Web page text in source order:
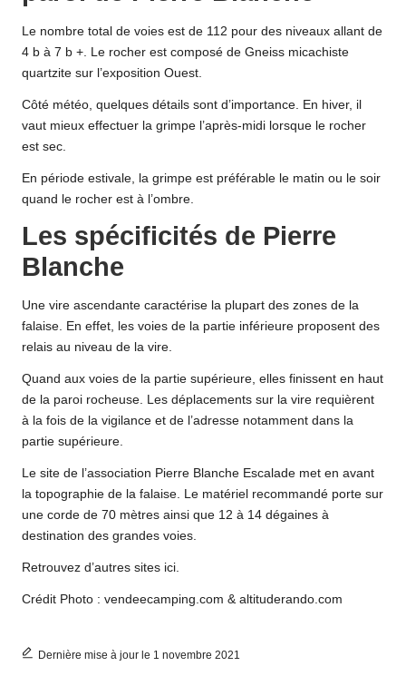
Le nombre total de voies est de 112 pour des niveaux allant de
4 b à 7 b +. Le rocher est composé de Gneiss micachiste
quartzite sur l’exposition Ouest.
Côté météo, quelques détails sont d’importance. En hiver, il
vaut mieux effectuer la grimpe l’après-midi lorsque le rocher
est sec.
En période estivale, la grimpe est préférable le matin ou le soir
quand le rocher est à l’ombre.
Les spécificités de Pierre
Blanche
Une vire ascendante caractérise la plupart des zones de la
falaise. En effet, les voies de la partie inférieure proposent des
relais au niveau de la vire.
Quand aux voies de la partie supérieure, elles finissent en haut
de la paroi rocheuse. Les déplacements sur la vire requièrent
à la fois de la vigilance et de l’adresse notamment dans la
partie supérieure.
Le site de l’association Pierre Blanche Escalade met en avant
la topographie de la falaise. Le matériel recommandé porte sur
une corde de 70 mètres ainsi que 12 à 14 dégaines à
destination des grandes voies.
Retrouvez d’autres sites ici.
Crédit Photo : vendeecamping.com & altituderando.com
Dernière mise à jour le 1 novembre 2021